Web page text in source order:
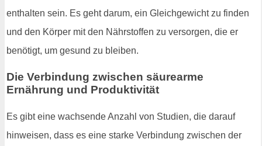
enthalten sein. Es geht darum, ein Gleichgewicht zu finden
und den Körper mit den Nährstoffen zu versorgen, die er
benötigt, um gesund zu bleiben.
Die Verbindung zwischen säurearme
Ernährung und Produktivität
Es gibt eine wachsende Anzahl von Studien, die darauf
hinweisen, dass es eine starke Verbindung zwischen der